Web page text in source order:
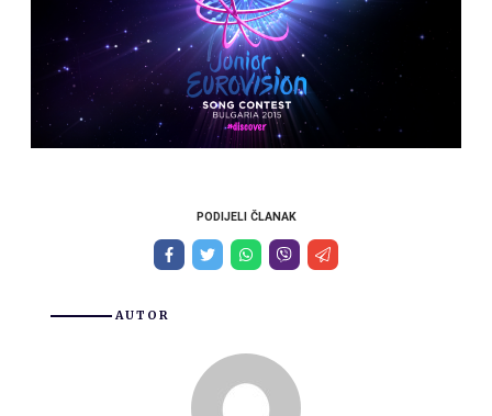
PODIJELI ČLANAK
AUTOR